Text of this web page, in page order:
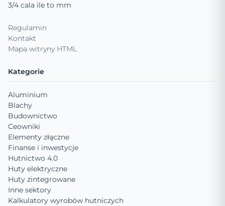
3/4 cala ile to mm
Regulamin
Kontakt
Mapa witryny HTML
Kategorie
Aluminium
Blachy
Budownictwo
Ceowniki
Elementy złączne
Finanse i inwestycje
Hutnictwo 4.0
Huty elektryczne
Huty zintegrowane
Inne sektory
Kalkulatory wyrobów hutniczych